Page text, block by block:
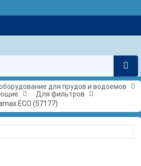
для прудов и водоемов
Для фильтров
ECO (57177)